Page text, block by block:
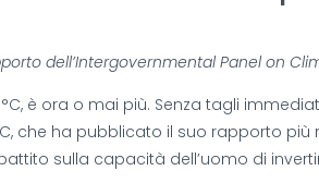
dell’Intergovernmental Panel on
è ora o mai più. Senza tagli
che ha pubblicato il suo rapporto
sulla capacità dell’uomo di